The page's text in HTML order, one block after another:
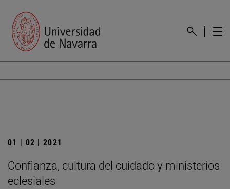
01 | 02 | 2021
Confianza, cultura del cuidado y ministerios
eclesiales